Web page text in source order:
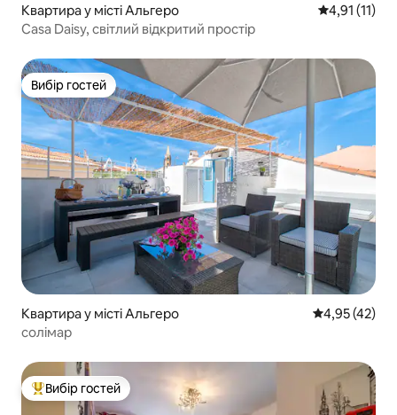
Квартира у місті Альгеро Середня
4,91 (11)
Casa Daisy, світлий відкритий простір
Вибір гостей
Вибір гостей
Квартира у місті Альгеро Середня
4,95 (42)
солімар
Топ вибір гостей
Вибір гостей